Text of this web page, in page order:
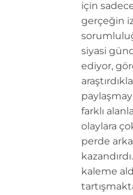
için
gerçeğin
siyasi
ediyor,
farklı
olaylara
perde
kaleme